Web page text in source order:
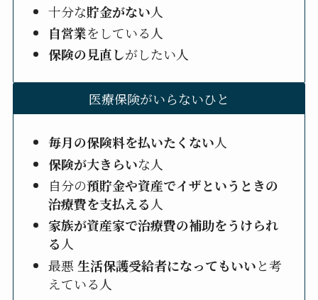
十分な貯金がない人
自営業をしている人
保険の見直しがしたい人
医療保険がいらないひと
毎月の保険料を払いたくない人
保険が大きらいな人
自分の預貯金や資産でイザというときの
治療費を支払える 人
家族が資産家で治療費の補助をうけられ
る人
最悪生活保護受給者になってもいいと考
えている人